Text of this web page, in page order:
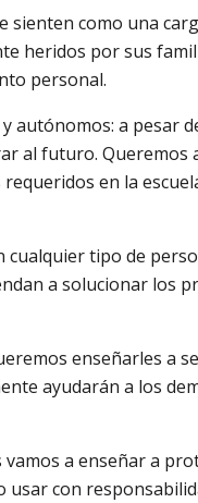
como una
heridos por sus
personal.
a pesar
al futuro.
en la
cualquier tipo de
a solucionar los
enseñarles a
ayudarán a los
a enseñar a
con